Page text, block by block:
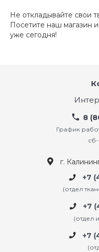
Не откладывайте свои
Посетите наш магазин
уже сегодня!
8
График
г.
+7
(отдел
+7
(отдел
+7